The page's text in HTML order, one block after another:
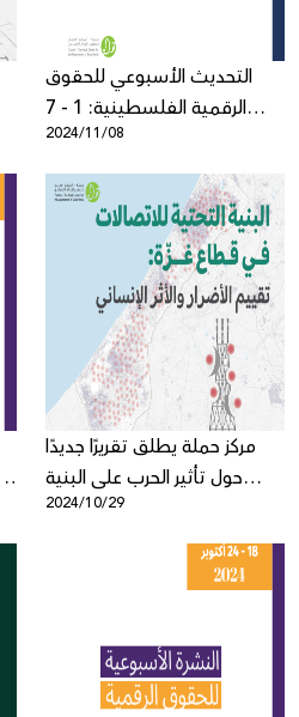
التحديث الأسبوعي للحقوق
الرقمية الفلسطينية: 1 - 7
تشرين الثاني
2024/11/08
مركز حملة يطلق تقريرًا جديدًا
حول تأثير الحرب على البنية
التحتية للاتصالات في غزة
2024/10/29